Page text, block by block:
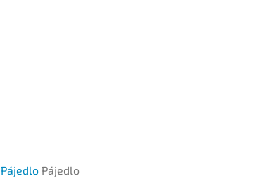
Pájedlo Pájedlo